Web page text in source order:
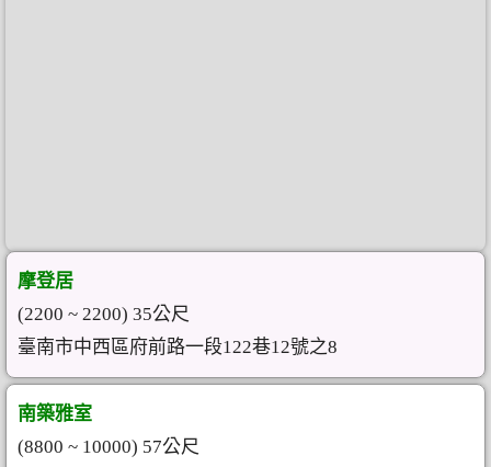
摩登居
(2200 ~ 2200) 35公尺
臺南市中西區府前路一段122巷12號之8
南築雅室
(8800 ~ 10000) 57公尺